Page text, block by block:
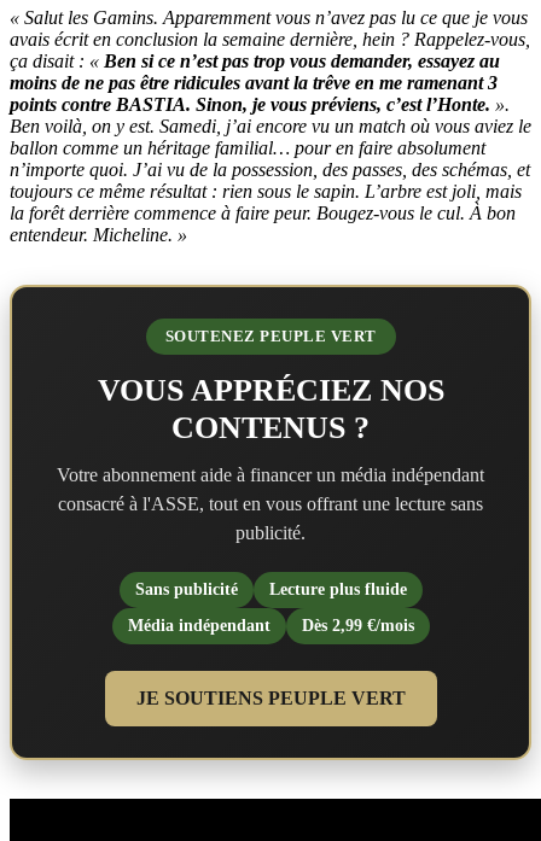
« Salut les Gamins. Apparemment vous n’avez pas lu ce que je vous
avais écrit en conclusion la semaine dernière, hein ? Rappelez-vous,
ça disait : « Ben si ce n’est pas trop vous demander, essayez au
moins de ne pas être ridicules avant la trêve en me ramenant 3
points contre BASTIA. Sinon, je vous préviens, c’est l’Honte. ».
Ben voilà, on y est. Samedi, j’ai encore vu un match où vous aviez le
ballon comme un héritage familial… pour en faire absolument
n’importe quoi. J’ai vu de la possession, des passes, des schémas, et
toujours ce même résultat : rien sous le sapin. L’arbre est joli, mais
la forêt derrière commence à faire peur. Bougez-vous le cul. À bon
entendeur. Micheline. »
SOUTENEZ PEUPLE VERT
VOUS APPRÉCIEZ NOS
CONTENUS ?
Votre abonnement aide à financer un média indépendant
consacré à l'ASSE, tout en vous offrant une lecture sans
publicité.
Sans publicité
Lecture plus fluide
Média indépendant
Dès 2,99 €/mois
JE SOUTIENS PEUPLE VERT